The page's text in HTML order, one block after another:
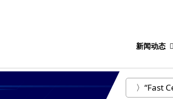
新闻动态